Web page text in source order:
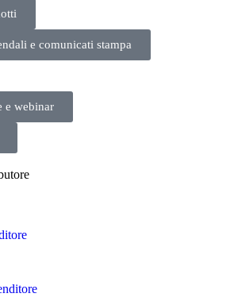
e comunicati stampa
e webinar